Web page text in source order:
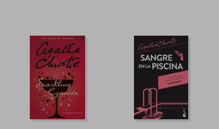
20%
dcto.
53%
dcto.